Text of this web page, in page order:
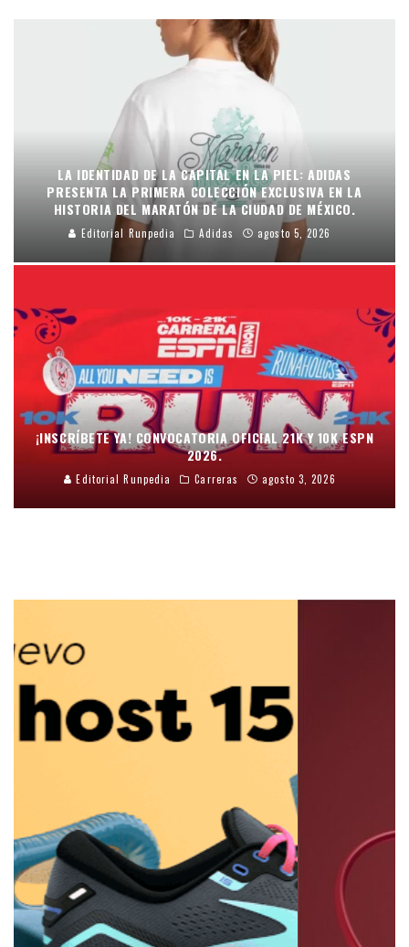
LA IDENTIDAD DE LA CAPITAL EN LA PIEL: ADIDAS
PRESENTA LA PRIMERA COLECCIÓN EXCLUSIVA EN LA
HISTORIA DEL MARATÓN DE LA CIUDAD DE MÉXICO.
Editorial Runpedia Adidas agosto 5, 2026
¡INSCRÍBETE YA! CONVOCATORIA OFICIAL 21K Y 10K ESPN
2026.
Editorial Runpedia Carreras agosto 3, 2026